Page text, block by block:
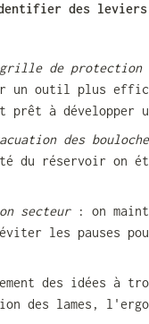
des leviers
de protection :
un outil plus
prêt à développer
des
du réservoir on
secteur : on
les pauses
des idées à
des lames,